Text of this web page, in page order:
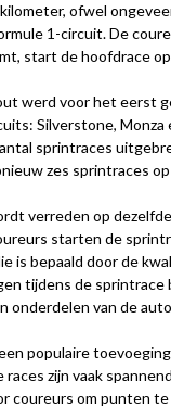
ofwel
1-circuit. De
start de hoofdrace
werd voor het eerst
Silverstone,
sprintraces
zes sprintraces
verreden op
starten de
is bepaald door de
tijdens de sprintrace
onderdelen van de
populaire
races zijn vaak
coureurs om punten te